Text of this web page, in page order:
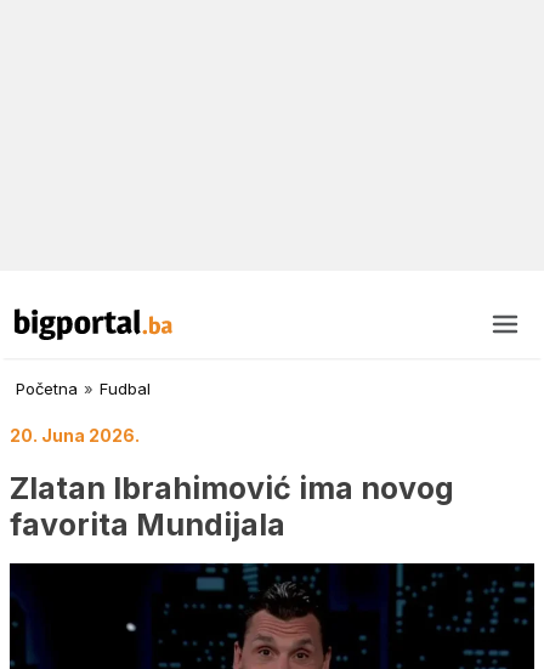
Početna » Fudbal
20. Juna 2026.
Zlatan Ibrahimović ima novog
favorita Mundijala